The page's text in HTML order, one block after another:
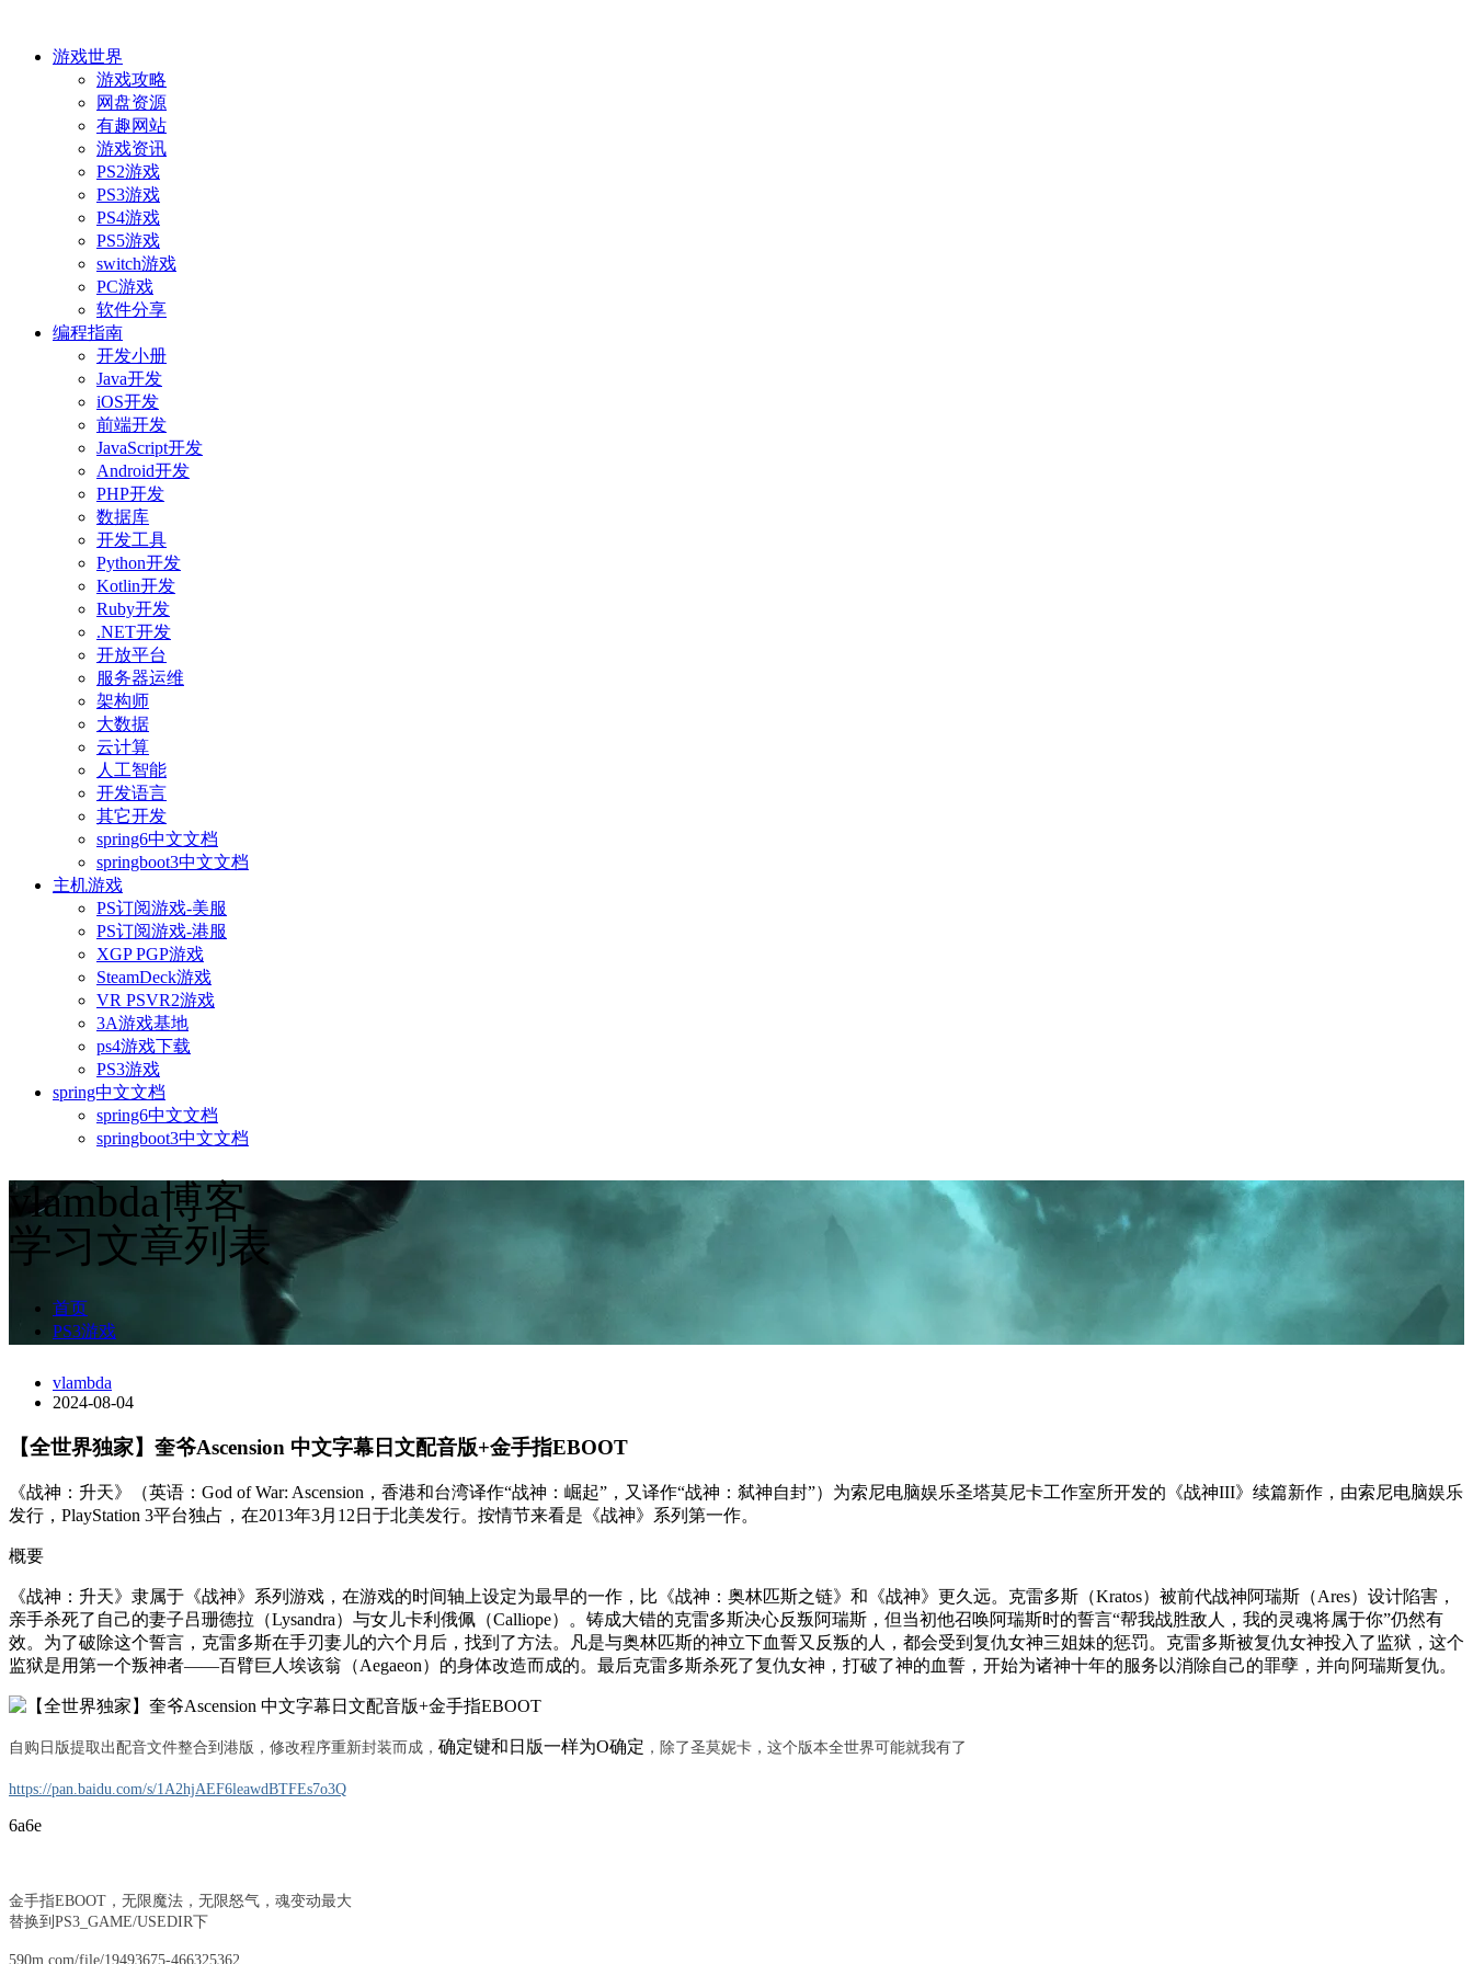
游戏世界
游戏攻略
网盘资源
有趣网站
游戏资讯
PS2游戏
PS3游戏
PS4游戏
PS5游戏
switch游戏
PC游戏
软件分享
编程指南
开发小册
Java开发
iOS开发
前端开发
JavaScript开发
Android开发
PHP开发
数据库
开发工具
Python开发
Kotlin开发
Ruby开发
.NET开发
开放平台
服务器运维
架构师
大数据
云计算
人工智能
开发语言
其它开发
spring6中文文档
springboot3中文文档
主机游戏
PS订阅游戏-美服
PS订阅游戏-港服
XGP PGP游戏
SteamDeck游戏
VR PSVR2游戏
3A游戏基地
ps4游戏下载
PS3游戏
spring中文文档
spring6中文文档
springboot3中文文档
vlambda博客
学习文章列表
首页
PS3游戏
vlambda
2024-08-04
【全世界独家】奎爷Ascension 中文字幕日文配音版+金手指EBOOT
《战神：升天》（英语：God of War: Ascension，香港和台湾译作“战神：崛起”，又译作“战神：弑神自封”）为索尼电脑娱乐圣塔莫尼卡工作室所开发的《战神III》续篇新作，由索尼电脑娱乐
发行，PlayStation 3平台独占，在2013年3月12日于北美发行。按情节来看是《战神》系列第一作。
概要
《战神：升天》隶属于《战神》系列游戏，在游戏的时间轴上设定为最早的一作，比《战神：奥林匹斯之链》和《战神》更久远。克雷多斯（Kratos）被前代战神阿瑞斯（Ares）设计陷害，
亲手杀死了自己的妻子吕珊德拉（Lysandra）与女儿卡利俄佩（Calliope）。铸成大错的克雷多斯决心反叛阿瑞斯，但当初他召唤阿瑞斯时的誓言“帮我战胜敌人，我的灵魂将属于你”仍然有
效。为了破除这个誓言，克雷多斯在手刃妻儿的六个月后，找到了方法。凡是与奥林匹斯的神立下血誓又反叛的人，都会受到复仇女神三姐妹的惩罚。克雷多斯被复仇女神投入了监狱，这个
监狱是用第一个叛神者——百臂巨人埃该翁（Aegaeon）的身体改造而成的。最后克雷多斯杀死了复仇女神，打破了神的血誓，开始为诸神十年的服务以消除自己的罪孽，并向阿瑞斯复仇。
自购日版提取出配音文件整合到港版，修改程序重新封装而成， 确定键和日版一样为O确定 ，除了圣莫妮卡，这个版本全世界可能就我有了
https://pan.baidu.com/s/1A2hjAEF6leawdBTFEs7o3Q
6a6e
金手指EBOOT，无限魔法，无限怒气，魂变动最大
替换到PS3_GAME/USEDIR下
590m.com/file/19493675-466325362